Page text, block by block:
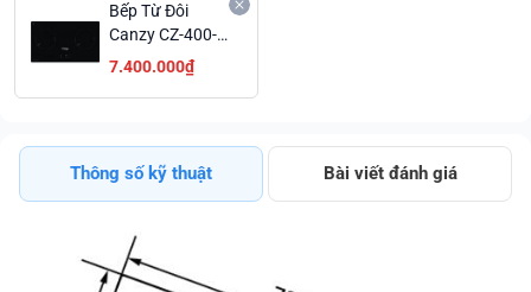
Bếp Từ Đôi
Canzy CZ-400-
2GB, Thiết Kế
Ytaly, An Toàn
7.400.000₫
Thông số kỹ thuật Bài viết đánh giá